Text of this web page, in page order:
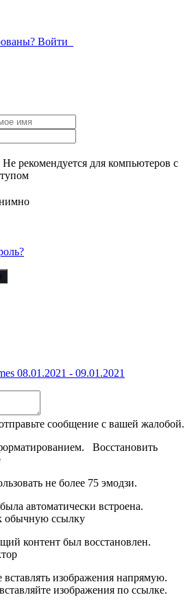
Войти
Не рекомендуется для компьютеров с
08.01.2021 - 09.01.2021
сообщение с вашей жалобой.
Восстановить
не более 75 эмодзи.
автоматически встроена.
обычную ссылку
контент был восстановлен.
изображения напрямую.
изображения по ссылке.